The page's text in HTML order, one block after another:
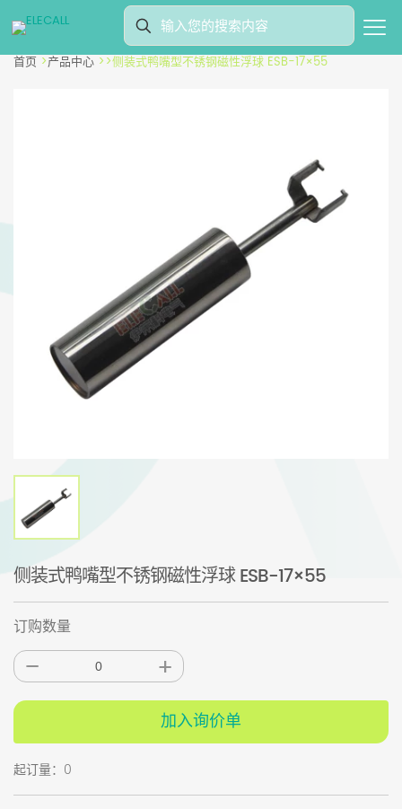
首页 >产品中心 >>侧装式鸭嘴型不锈钢磁性浮球 ESB-17×55
侧装式鸭嘴型不锈钢磁性浮球 ESB-17×55
订购数量
加入询价单
起订量：0